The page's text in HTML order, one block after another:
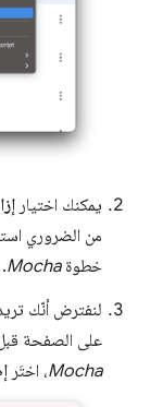
يمكنك اختيار
من الضروري
خطوةMocha
.
لنفترض أنّك
على الصفحة
Mocha، اختَر